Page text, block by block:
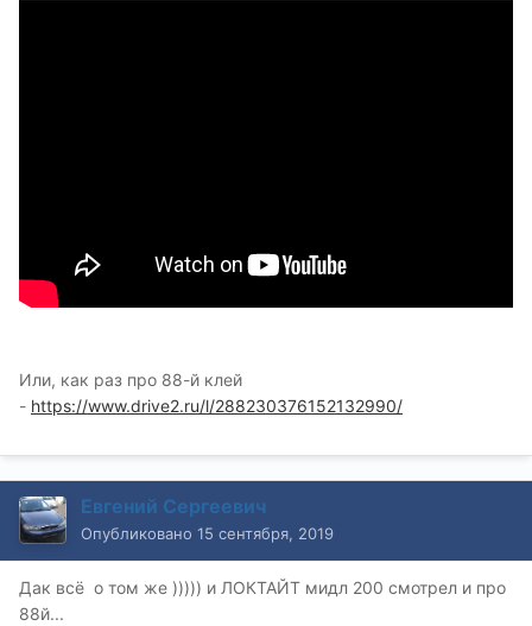
Или, как раз про 88-й клей
- https://www.drive2.ru/l/288230376152132990/
Евгений Сергеевич
Опубликовано 15 сентября, 2019
Дак всё о том же ))))) и ЛОКТАЙТ мидл 200 смотрел и про
88й...